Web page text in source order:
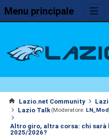
Menu principale
Lazio.net Community
Lazio Talk (Moderatore: LN_Mod
Altro giro, altra corsa: chi sarà
2025/2026?